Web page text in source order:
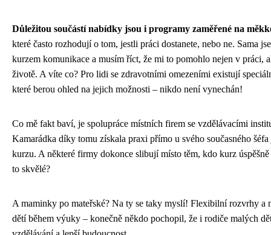
Důležitou součástí nabídky jsou i programy zaměřené na
které často rozhodují o tom, jestli práci dostanete, nebo ne. Sama
kurzem komunikace a musím říct, že mi to pomohlo nejen v práci,
životě. A víte co? Pro lidi se zdravotními omezeními existují
které berou ohled na jejich možnosti – nikdo není vynechán!
Co mě fakt baví, je spolupráce místních firem se vzdělávacími
Kamarádka díky tomu získala praxi přímo u svého současného šéfa
kurzu. A některé firmy dokonce slibují místo těm, kdo kurz
to skvělé?
A maminky po mateřské? Na ty se taky myslí! Flexibilní rozvrhy a
dětí během výuky – konečně někdo pochopil, že i rodiče malých